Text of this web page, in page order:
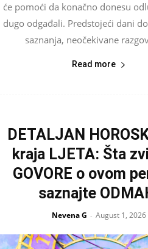
će pomoći da konačno donesu
dugo odgađali. Predstojeći dani
saznanja, neočekivane
Read more
DETALJAN
kraja LJETA: Šta
GOVORE o ovom
saznajte
Nevena G - August 1, 2026